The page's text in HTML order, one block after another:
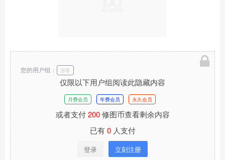
仅限以下用户组阅读此隐藏内容
月费会员 年费会员 永久会员
或者支付200修图币查看剩余内容
已有0人支付
登录 立刻注册
您的用户组： 游客